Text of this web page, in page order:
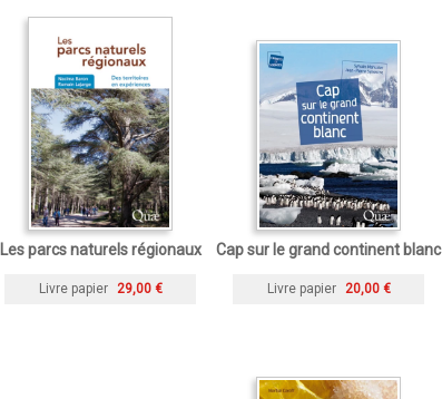
Les parcs naturels régionaux
Livre papier 29,00 €
Cap sur le grand continent blanc
Livre papier 20,00 €